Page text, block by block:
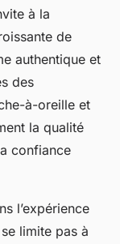
à la
de
authentique et
des
à-oreille et
la qualité
confiance
l’expérience
limite pas à